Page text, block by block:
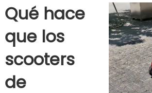
Qué hace
que los
scooters
de